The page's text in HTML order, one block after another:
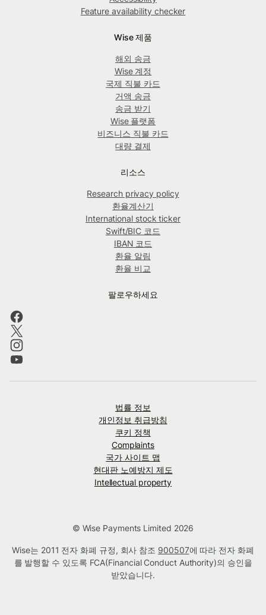
Feature availability checker
Wise 제품
해외 송금
Wise 계정
국제 직불 카드
거액 송금
송금 받기
Wise 플랫폼
비즈니스 직불 카드
대량 결제
리소스
Research privacy policy
환율계산기
International stock ticker
Swift/BIC 코드
IBAN 코드
환율 알림
환율 비교
팔로우하세요
법률 정보
개인정보 취급방침
쿠키 정책
Complaints
국가 사이트 맵
현대판 노예방지 제도
Intellectual property
© Wise Payments Limited 2026
Wise는 2011 전자 화폐 규정, 회사 참조 900507에 따라 전자 화폐
를 발행할 수 있도록 FCA(Financial Conduct Authority)의 승인을
받았습니다.